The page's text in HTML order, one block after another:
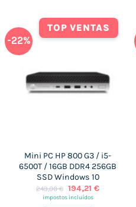
-22%
TOP VENTAS
Mini PC HP 800 G3 / i5-
6500T / 16GB DDR4 256GB
SSD Windows 10
249,00€ O
preço
194,21 €O
impostos incluídos